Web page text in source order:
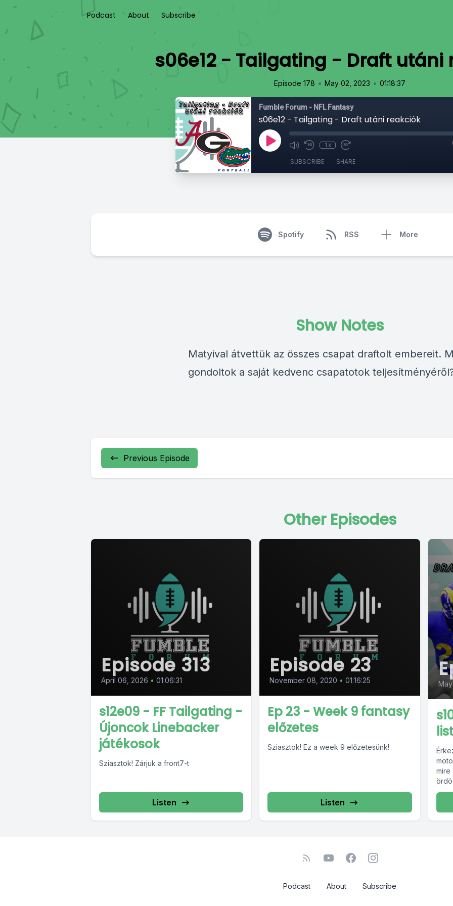
Podcast About Subscribe
s06e12 - Tailgating - Draft utáni
Episode 178 • May 02, 2023 • 01:18:37
Fumble Forum - NFL Fantasy
s06e12 - Tailgating - Draft utáni reakciók
1x
SUBSCRIBE SHARE
Spotify RSS More
Show Notes
Matyival átvettük az összes csapat draftolt embereit.
gondoltok a saját kedvenc csapatotok
Previous Episode
Other Episodes
Episode 313
April 06, 2026 • 01:06:31
s12e09 - FF Tailgating -
Újoncok Linebacker
játékosok
Sziasztok! Zárjuk a front7-t
Listen
Episode 23
November 08, 2020 • 01:16:25
Ep 23 - Week 9 fantasy
előzetes
Sziasztok! Ez a week 9 előzetesünk!
Listen
mire
Podcast About Subscribe